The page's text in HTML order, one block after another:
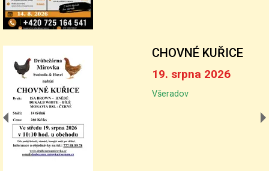
CHOVNÉ KUŘICE
19. srpna 2026
Všeradov